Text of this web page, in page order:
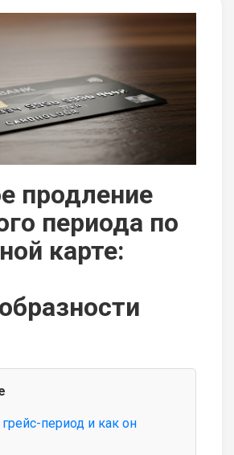
продление
периода по
карте:
период и как он